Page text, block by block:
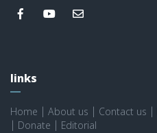
links
Home About us Contact us
Donate Editorial